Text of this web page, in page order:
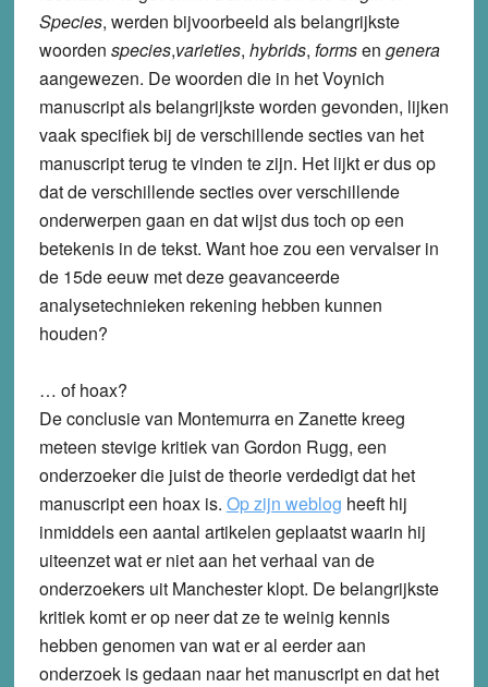
Species, werden bijvoorbeeld als belangrijkste
woorden species,varieties, hybrids, formsen genera
aangewezen. De woorden die in het Voynich
manuscript als belangrijkste worden gevonden, lijken
vaak specifiek bij de verschillende secties van het
manuscript terug te vinden te zijn. Het lijkt er dus op
dat de verschillende secties over verschillende
onderwerpen gaan en dat wijst dus toch op een
betekenis in de tekst. Want hoe zou een vervalser in
de 15de eeuw met deze geavanceerde
analysetechnieken rekening hebben kunnen
houden?
… of hoax?
De conclusie van Montemurra en Zanette kreeg
meteen stevige kritiek van Gordon Rugg, een
onderzoeker die juist de theorie verdedigt dat het
manuscript een hoax is. Op zijn weblog heeft hij
inmiddels een aantal artikelen geplaatst waarin hij
uiteenzet wat er niet aan het verhaal van de
onderzoekers uit Manchester klopt. De belangrijkste
kritiek komt er op neer dat ze te weinig kennis
hebben genomen van wat er al eerder aan
onderzoek is gedaan naar het manuscript en dat het